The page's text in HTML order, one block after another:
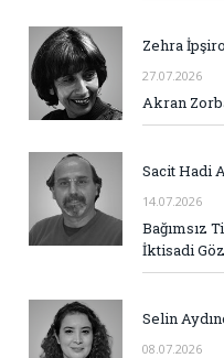
Zehra
27.07.2026
Akran
Sacit Hadi
14.07.2026
Bağımsız
İktisadi
Selin
08.07.2026